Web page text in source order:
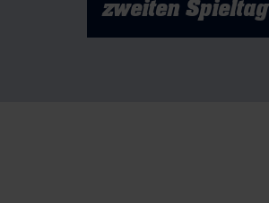
zweiten Spieltag